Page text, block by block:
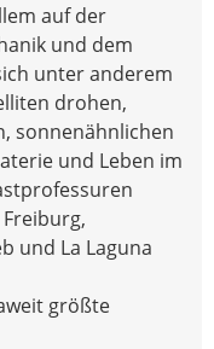
auf der
und dem
unter anderem
drohen,
sonnenähnlichen
und Leben im
und La Laguna
größte